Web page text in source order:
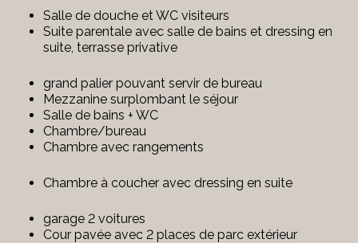
Salle de douche et WC visiteurs
Suite parentale avec salle de bains et dressing en
suite, terrasse privative
grand palier pouvant servir de bureau
Mezzanine surplombant le séjour
Salle de bains + WC
Chambre/bureau
Chambre avec rangements
Chambre à coucher avec dressing en suite
garage 2 voitures
Cour pavée avec 2 places de parc extérieur